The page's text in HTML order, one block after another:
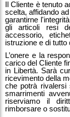
Il Cliente è tenuto
scelta, affidando
garantirne
gli articoli resi
accessorio,
istruzione e di tutto
L’onere e la
carico del Cliente
in Libertà. Sarà
ricevimento della
che potrà
smarrimenti
riserviamo il
rimborsare o